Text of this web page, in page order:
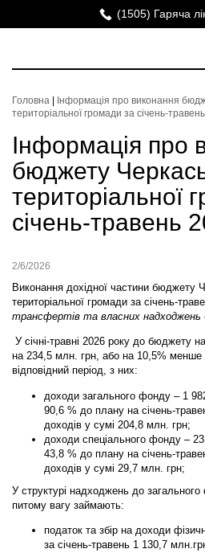
(1505) Гаряча
Головна
Інформація про виконання
територіальної громади за січень-
Інформація про
бюджету
територіальної
січень-травень
2/6/2026
Виконання дохідної частини бюджету
територіальної громади за січень-
трансфертів та власних
У січні-травні 2026 року до бюджету
на 234,5 млн. грн, або на 10,5% менше
відповідний період, з них:
доходи загального фонду – 1
90,6 % до плану на січень-
доходів у сумі 204,8 млн. грн;
доходи спеціального фонду –
43,8 % до плану на січень-
доходів у сумі 29,7 млн. грн;
У структурі надходжень до
питому вагу займають:
податок та збір на доходи
за січень-травень 1 130,7